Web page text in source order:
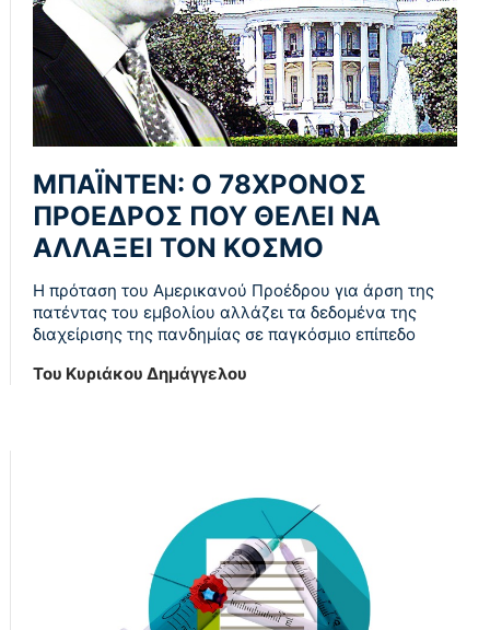
ΜΠΑΪΝΤΕΝ: Ο 78ΧΡΟΝΟΣ
ΠΡΟΕΔΡΟΣ ΠΟΥ ΘΕΛΕΙ ΝΑ
ΑΛΛΑΞΕΙ ΤΟΝ ΚΟΣΜΟ
Η πρόταση του Αμερικανού Προέδρου για άρση της
πατέντας του εμβολίου αλλάζει τα δεδομένα της
διαχείρισης της πανδημίας σε παγκόσμιο επίπεδο
Του Κυριάκου Δημάγγελου